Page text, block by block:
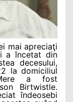
mai apreciaţi
a încetat din
decesului,
la domiciliul
a fost
Birtwistle.
îndeosebi